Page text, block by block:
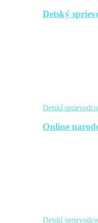
Detský
Detskí
Online
Detskí